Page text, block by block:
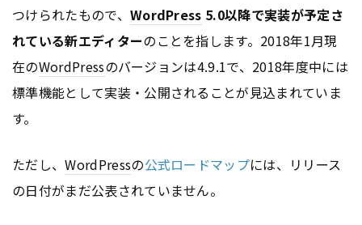
つけられたもので、 WordPress 5.0以降で実装が予定さ
れている新エディターのことを指します。2018年1月現
在のWordPressのバージョンは4.9.1で、2018年度中には
標準機能として実装・公開されることが見込まれていま
す。
ただし、WordPressの公式ロードマップには、リリース
の日付がまだ公表されていません。